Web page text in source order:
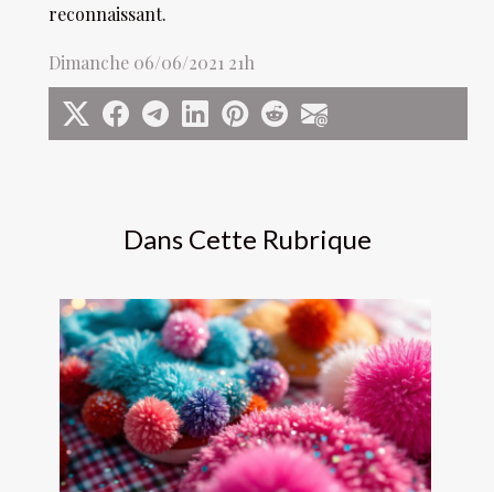
Dans Cette Rubrique
reconnaissant.
Dimanche 06/06/2021 21h